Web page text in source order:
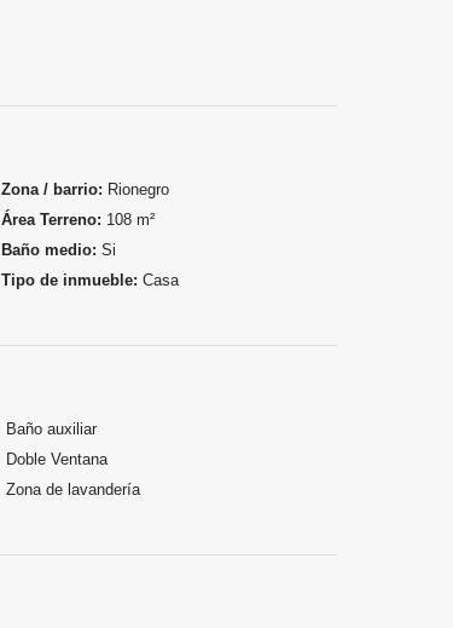
Zona / barrio: Rionegro
Área Terreno: 108 m²
Baño medio: Si
Tipo de inmueble: Casa
Baño auxiliar
Doble Ventana
Zona de lavandería